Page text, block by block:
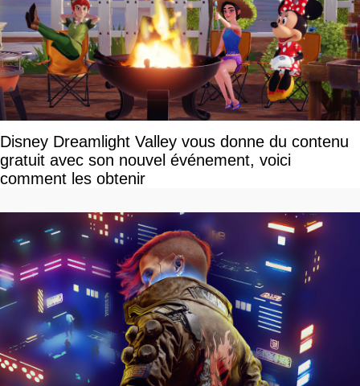
Disney Dreamlight Valley vous donne du contenu
gratuit avec son nouvel événement, voici
comment les obtenir